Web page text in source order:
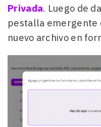
Privada. Luego de
pestalla emergente
nuevo archivo en